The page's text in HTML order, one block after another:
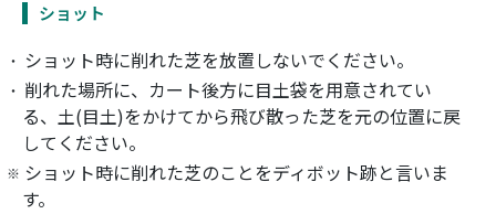
ショット
ショット時に削れた芝を放置しないでください。
削れた場所に、カート後方に目土袋を用意されてい
る、土(目土)をかけてから飛び散った芝を元の位置に戻
してください。
ショット時に削れた芝のことをディボット跡と言いま
す。